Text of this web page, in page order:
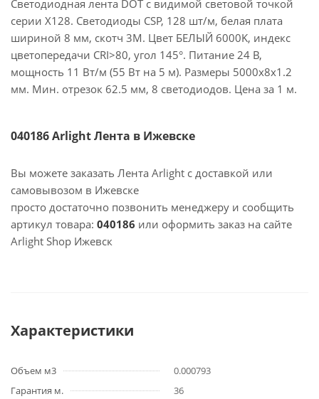
Светодиодная лента DOT с видимой световой точкой
серии X128. Светодиоды CSP, 128 шт/м, белая плата
шириной 8 мм, скотч 3M. Цвет БЕЛЫЙ 6000K, индекс
цветопередачи CRI>80, угол 145°. Питание 24 В,
мощность 11 Вт/м (55 Вт на 5 м). Размеры 5000х8х1.2
мм. Мин. отрезок 62.5 мм, 8 светодиодов. Цена за 1 м.
040186 Arlight Лента в Ижевске
Вы можете заказать Лента Arlight с доставкой или
самовывозом в Ижевске
просто достаточно позвонить менеджеру и сообщить
артикул товара: 040186 или оформить заказ на сайте
Arlight Shop Ижевск
Характеристики
Объем м3
0.000793
Гарантия м.
36